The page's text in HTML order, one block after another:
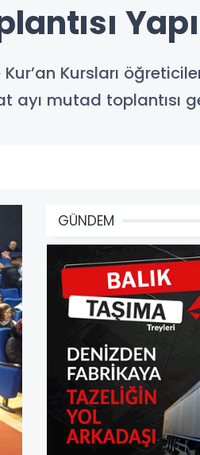
Kursları
ayı mutad toplantısı
GÜNDEM